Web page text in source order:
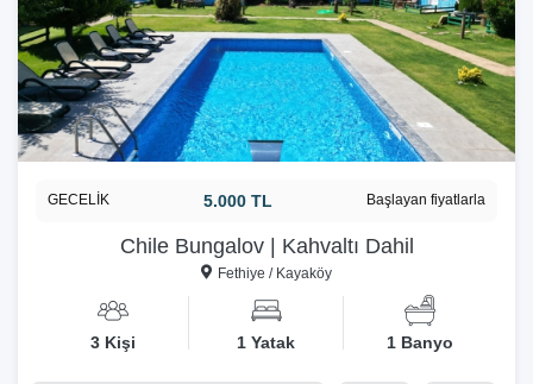
Chile Bungalov | Kahvaltı Dahil
Fethiye / Kayaköy
GECELİK 5.000 TL Başlayan fiyatlarla
3 Kişi 1 Yatak 1 Banyo